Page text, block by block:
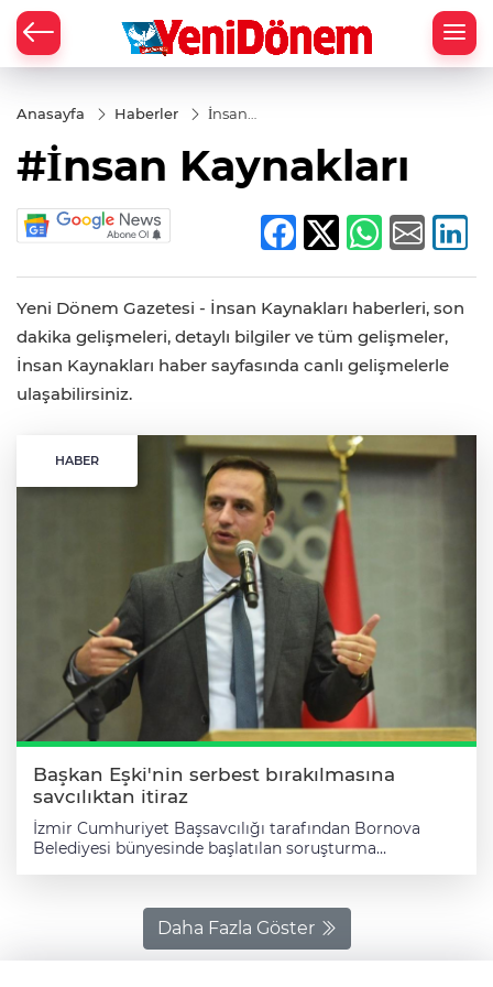
Anasayfa Haberler
İnsan
#İnsan Kaynakları
Yeni Dönem Gazetesi - İnsan Kaynakları haberleri, son
dakika gelişmeleri, detaylı bilgiler ve tüm gelişmeler,
İnsan Kaynakları haber sayfasında canlı gelişmelerle
ulaşabilirsiniz.
HABER
Başkan Eşki'nin serbest bırakılmasına
savcılıktan itiraz
İzmir Cumhuriyet Başsavcılığı tarafından Bornova
Belediyesi bünyesinde başlatılan soruşturma
İddiaya göre, 22 Eylül 2025 tarihinde Sosyal Güvenlik
Kurumu (SGK) kaydı yapılan Aslıhan Aksoy isimli
şüphelinin belediyede hiçbir görev yapmadığı
Daha Fazla Göster